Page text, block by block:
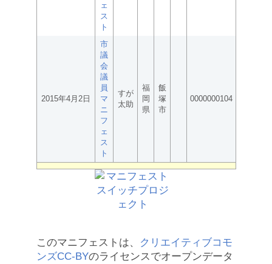
ェ
ス
ト
2015年4月2日
市
議
会
議
員
マ
ニ
フ
ェ
ス
ト
すが
太助
福
岡
県
飯
塚
市
0000000104
このマニフェストは、
クリエイティブコモ
ンズCC-BYのライセンスでオープンデータ